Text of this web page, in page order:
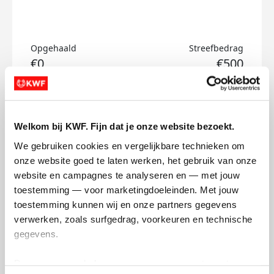
Welkom bij KWF. Fijn dat je onze website bezoekt.
We gebruiken cookies en vergelijkbare technieken om
onze website goed te laten werken, het gebruik van onze
website en campagnes te analyseren en — met jouw
toestemming — voor marketingdoeleinden. Met jouw
toestemming kunnen wij en onze partners gegevens
verwerken, zoals surfgedrag, voorkeuren en technische
gegevens.
Opgehaald
€0
Streefbedrag
€500
Doneer
Britt's badges